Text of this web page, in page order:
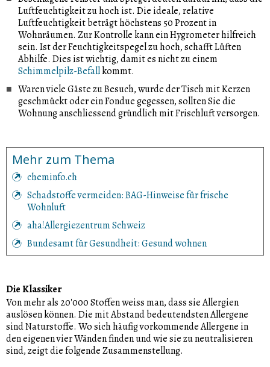
Luftfeuchtigkeit zu hoch ist. Die ideale, relative
Luftfeuchtigkeit beträgt höchstens 50 Prozent in
Wohnräumen. Zur Kontrolle kann ein Hygrometer hilfreich
sein. Ist der Feuchtigkeitspegel zu hoch, schafft Lüften
Abhilfe. Dies ist wichtig, damit es nicht zu einem
Schimmelpilz-Befallkommt.
Waren viele Gäste zu Besuch, wurde der Tisch mit Kerzen
geschmückt oder ein Fondue gegessen, sollten Sie die
Wohnung anschliessend gründlich mit Frischluft versorgen.
Mehr zum Thema
cheminfo.ch
Schadstoffe vermeiden: BAG-Hinweise für frische
Wohnluft
aha!Allergiezentrum Schweiz
Bundesamt für Gesundheit: Gesund wohnen
Die Klassiker
Von mehr als 20'000 Stoffen weiss man, dass sie Allergien
auslösen können. Die mit Abstand bedeutendsten Allergene
sind Naturstoffe. Wo sich häufig vorkommende Allergene in
den eigenen vier Wänden finden und wie sie zu neutralisieren
sind, zeigt die folgende Zusammenstellung.